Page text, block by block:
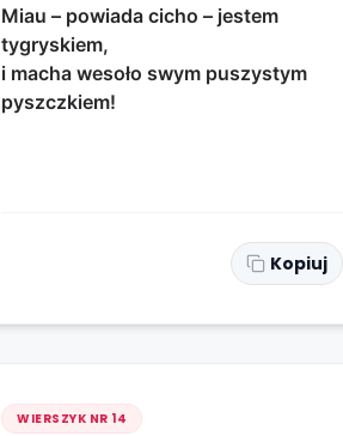
Miau – powiada cicho – jestem
tygryskiem,
i macha wesoło swym puszystym
pyszczkiem!
Kopiuj
WIERSZYK NR 14